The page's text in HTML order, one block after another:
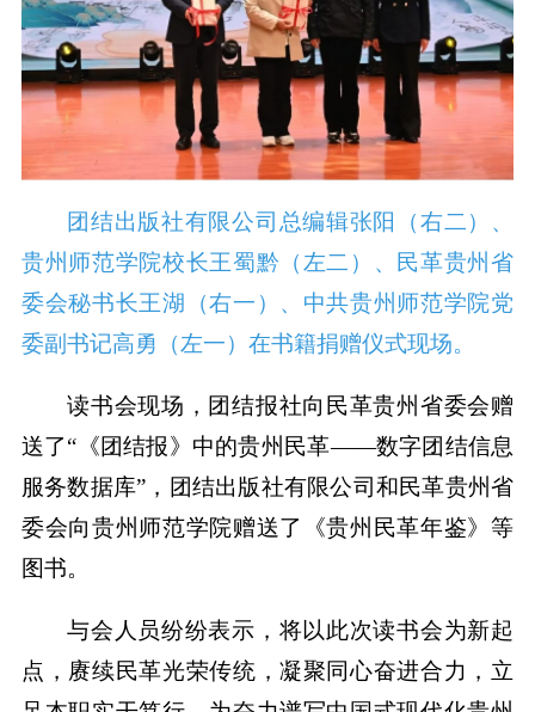
团结出版社有限公司总编辑张阳（右二）、
贵州师范学院校长王蜀黔（左二）、民革贵州省
委会秘书长王湖（右一）、中共贵州师范学院党
委副书记高勇（左一）在书籍捐赠仪式现场。
读书会现场，团结报社向民革贵州省委会赠
送了“《团结报》中的贵州民革——数字团结信息
服务数据库”，团结出版社有限公司和民革贵州省
委会向贵州师范学院赠送了《贵州民革年鉴》等
图书。
与会人员纷纷表示，将以此次读书会为新起
点，赓续民革光荣传统，凝聚同心奋进合力，立